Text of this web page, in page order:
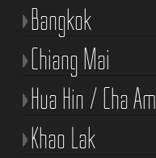
Bangkok
Chiang Mai
Hua Hin / Cha Am
Khao Lak